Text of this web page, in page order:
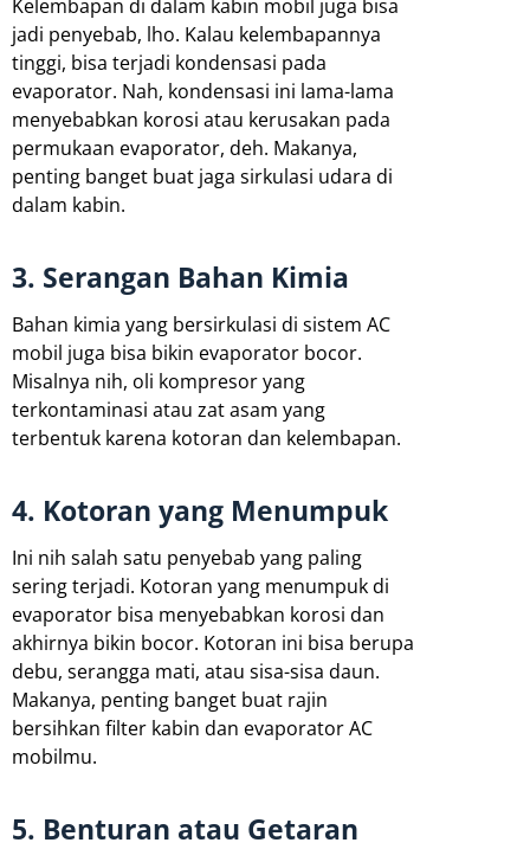
Kelembapan di dalam kabin mobil juga bisa
jadi penyebab, lho. Kalau kelembapannya
tinggi, bisa terjadi kondensasi pada
evaporator. Nah, kondensasi ini lama-lama
menyebabkan korosi atau kerusakan pada
permukaan evaporator, deh. Makanya,
penting banget buat jaga sirkulasi udara di
dalam kabin.
3. Serangan Bahan Kimia
Bahan kimia yang bersirkulasi di sistem AC
mobil juga bisa bikin evaporator bocor.
Misalnya nih, oli kompresor yang
terkontaminasi atau zat asam yang
terbentuk karena kotoran dan kelembapan.
4. Kotoran yang Menumpuk
Ini nih salah satu penyebab yang paling
sering terjadi. Kotoran yang menumpuk di
evaporator bisa menyebabkan korosi dan
akhirnya bikin bocor. Kotoran ini bisa berupa
debu, serangga mati, atau sisa-sisa daun.
Makanya, penting banget buat rajin
bersihkan filter kabin dan evaporator AC
mobilmu.
5. Benturan atau Getaran